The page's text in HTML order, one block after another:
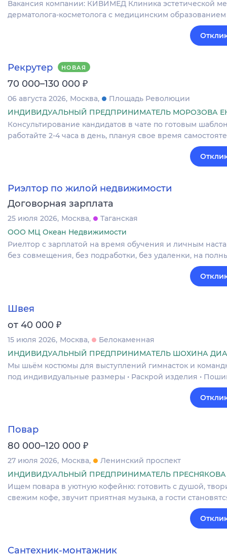
Вакансия компании: КИВИМЕД Клиника эстетической
дерматолога-косметолога с медицинским
Рекрутер НОВАЯ
70 000–130 000 ₽
06 августа 2026 Москва
Площадь Революции
ИНДИВИДУАЛЬНЫЙ ПРЕДПРИНИМАТЕЛЬ МОРОЗОВА
Консультирование кандидатов в чате по готовым
работайте 2-4 часа в день, плануя свое время
Риэлтор по жилой недвижимости
Договорная зарплата
25 июля 2026 Москва
Таганская
ООО МЦ Океан Недвижимости
Риелтор с зарплатой на время обучения и личным
без совмещения, без подработки, без удаленки, на
Швея
от 40 000 ₽
15 июля 2026 Москва
Белокаменная
ИНДИВИДУАЛЬНЫЙ ПРЕДПРИНИМАТЕЛЬ ШОХИНА
Мы шьём костюмы для выступлений гимнасток и
под индивидуальные размеры • Раскрой изделия •
Повар
80 000–120 000 ₽
27 июля 2026 Москва
Ленинский проспект
ИНДИВИДУАЛЬНЫЙ ПРЕДПРИНИМАТЕЛЬ
Ищем повара в уютную кофейню: готовить с душой,
свежим кофе, звучит приятная музыка, а гости
Сантехник-монтажник